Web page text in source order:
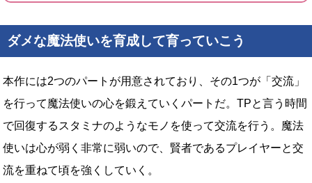
ダメな魔法使いを育成して育っていこう
本作には2つのパートが用意されており、その1つが「交流」
を行って魔法使いの心を鍛えていくパートだ。TPと言う時間
で回復するスタミナのようなモノを使って交流を行う。魔法
使いは心が弱く非常に弱いので、賢者であるプレイヤーと交
流を重ねて頃を強くしていく。